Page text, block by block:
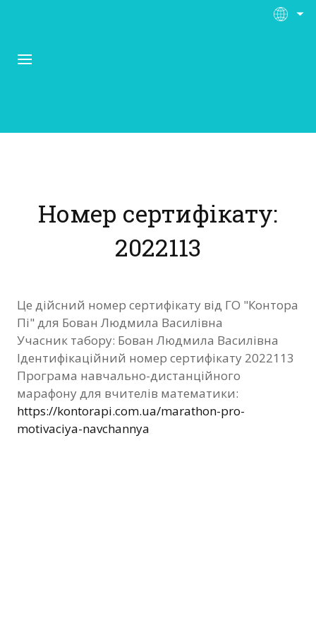
Матеріали
Нас підтримують
Фотозвіт
Видані сертифікати
Контакти
Номер сертифікату:
2022113
Це дійсний номер сертифікату від ГО "Контора
Пі" для Бован Людмила Василівна
Учасник табору: Бован Людмила Василівна
Ідентифікаційний номер сертифікату 2022113
Програма навчально-дистанційного
марафону для вчителів математики:
https://kontorapi.com.ua/marathon-pro-
motivaciya-navchannya